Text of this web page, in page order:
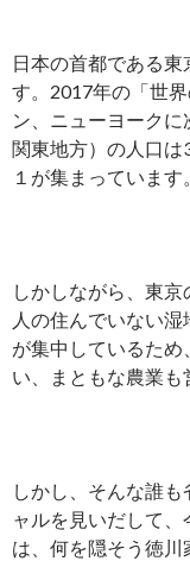
日本の首都である
す。2017年の「世
ン、ニューヨーク
関東地方）の人口
１が集まっています。
しかしながら、東
人の住んでいない
が集中しているため
い、まともな農業も
しかし、そんな誰
ャルを見いだして
は、何を隠そう徳川